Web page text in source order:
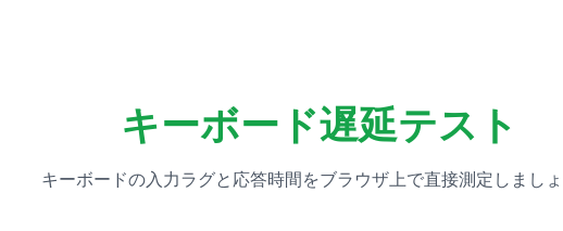
キーボード遅延テスト
キーボードの入力ラグと応答時間をブラウザ上で直接測定しまし